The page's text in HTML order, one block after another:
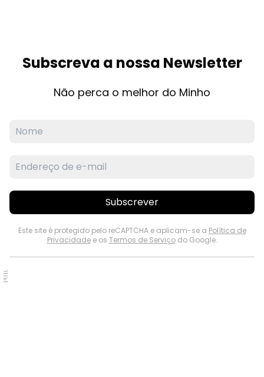
Subscreva a nossa Newsletter
Não perca o melhor do Minho
Subscrever
Este site é protegido pelo reCAPTCHA e aplicam-se a Política de
Privacidadee os Termos de Serviçodo Google.
PUB.